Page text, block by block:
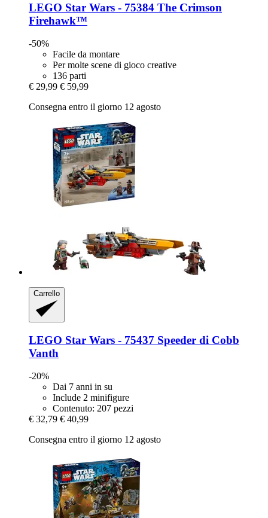
LEGO Star Wars -​ 75384 The Crimson
Firehawk™
-50%
Facile da montare
Per molte scene di gioco creative
136 parti
€ 29,99 € 59,99
Consegna entro il giorno 12 agosto
Carrello
LEGO Star Wars -​ 75437 Speeder di Cobb
Vanth
-20%
Dai 7 anni in su
Include 2 minifigure
Contenuto: 207 pezzi
€ 32,79 € 40,99
Consegna entro il giorno 12 agosto